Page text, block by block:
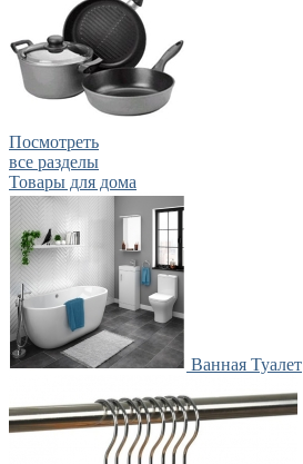
Посмотреть
все разделы
Товары для дома
Ванная Туалет